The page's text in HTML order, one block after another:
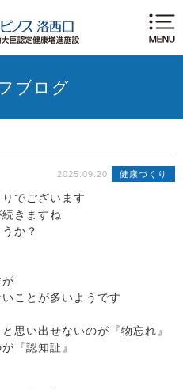
ブログ
2025.09.20 健康づくり
でございます
きますね
か？
ことが多いようです
思い出せないのが『物忘れ』
『認知証』